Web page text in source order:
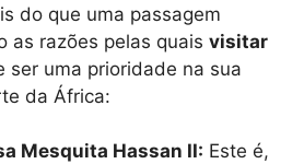
do que uma passagem
as razões pelas quais visitar
ser uma prioridade na sua
da África:
Mesquita Hassan II: Este é,